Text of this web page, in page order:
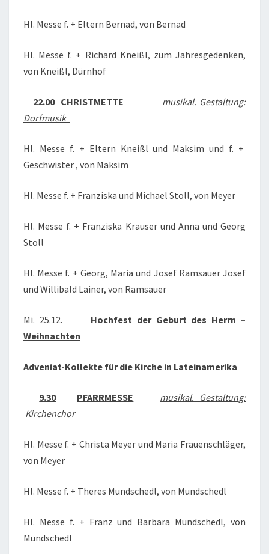
Hl. Messe f. + Eltern Bernad, von Bernad
Hl. Messe f. + Richard Kneißl, zum Jahresgedenken,
von Kneißl, Dürnhof
22.00 CHRISTMETTE
musikal. Gestaltung:
Dorfmusik
Hl. Messe f. + Eltern Kneißl und Maksim und f. +
Geschwister , von Maksim
Hl. Messe f. + Franziska und Michael Stoll, von Meyer
Hl. Messe f. + Franziska Krauser und Anna und Georg
Stoll
Hl. Messe f. + Georg, Maria und Josef Ramsauer Josef
und Willibald Lainer, von Ramsauer
Mi. 25.12.
Hochfest der Geburt des Herrn –
Weihnachten
Adveniat-Kollekte für die Kirche in Lateinamerika
9.30 PFARRMESSE
musikal. Gestaltung:
Kirchenchor
Hl. Messe f. + Christa Meyer und Maria Frauenschläger,
von Meyer
Hl. Messe f. + Theres Mundschedl, von Mundschedl
Hl. Messe f. + Franz und Barbara Mundschedl, von
Mundschedl